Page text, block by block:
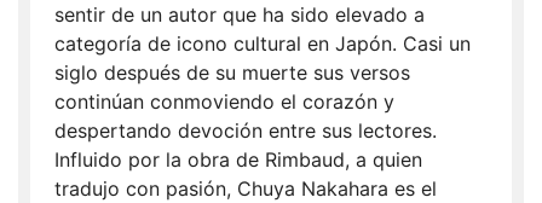
sentir de un autor que ha sido elevado a
categoría de icono cultural en Japón. Casi un
siglo después de su muerte sus versos
continúan conmoviendo el corazón y
despertando devoción entre sus lectores.
Influido por la obra de Rimbaud, a quien
tradujo con pasión, Chuya Nakahara es el